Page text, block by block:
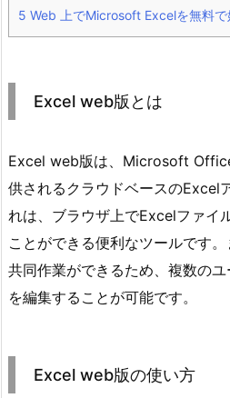
5 Web 上でMicrosoft Excelを無料で
Excel web版とは
Excel web版は、Microsoft
供されるクラウドベースのExcel
れは、ブラウザ上でExcelファイ
ことができる便利なツールです
共同作業ができるため、複数の
を編集することが可能です。
Excel web版の使い方